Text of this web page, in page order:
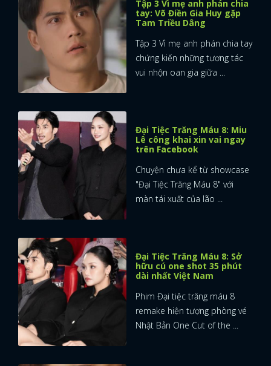
Tập 3 Vì mẹ anh phán chia
tay: Võ Điền Gia Huy gặp
Tam Triều Dâng
Tập 3 Vì mẹ anh phán chia tay
chứng kiến những tương tác
vui nhộn oan gia giữa ...
Đại Tiệc Trăng Máu 8: Miu
Lê công khai xin vai ngay
trên Facebook
Chuyện chưa kể từ showcase
"Đại Tiệc Trăng Máu 8" với
màn tái xuất của lão ...
Đại Tiệc Trăng Máu 8: Sở
hữu cú one shot 35 phút
dài nhất Việt Nam
Phim Đại tiệc trăng máu 8
remake hiện tượng phòng vé
Nhật Bản One Cut of the ...